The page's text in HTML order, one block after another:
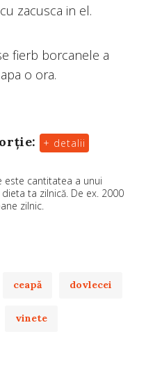
zacusca in el.
fierb borcanele a
o ora.
:
+ detalii
este cantitatea a unui
ta zilnică. De ex. 2000
zilnic.
ceapă dovlecei
vinete